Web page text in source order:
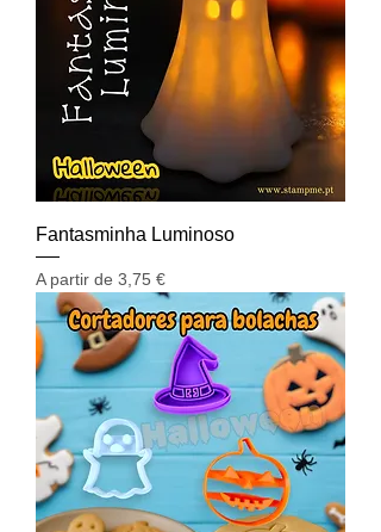
Fantasminha Luminoso
A partir de 3,75 €
Preço promocional